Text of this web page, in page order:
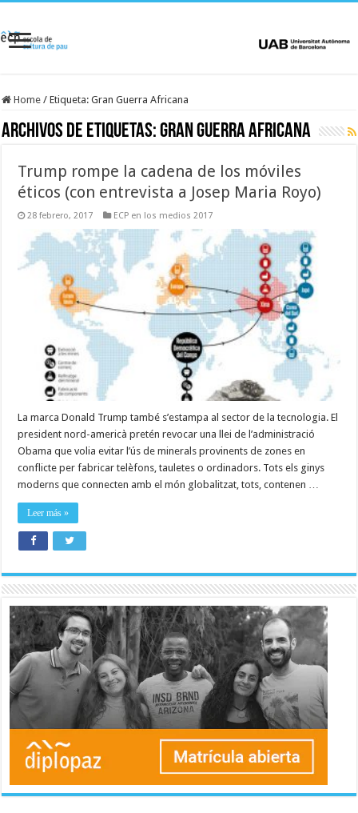
Home / Etiqueta:Gran Guerra Africana
Archivos de etiquetas:Gran Guerra Africana
Trump rompe la cadena de los móviles
éticos (con entrevista a Josep Maria Royo)
28 febrero, 2017 ECP en los medios 2017
La marca Donald Trump també s’estampa al sector de la tecnologia. El
president nord-americà pretén revocar una llei de l’administració
Obama que volia evitar l’ús de minerals provinents de zones en
conflicte per fabricar telèfons, tauletes o ordinadors. Tots els ginys
moderns que connecten amb el món globalitzat, tots, contenen …
Leer más »